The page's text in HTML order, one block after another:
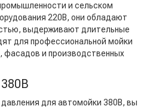
и сельском
220В, они обладают
выдерживают длительные
для профессиональной мойки
фасадов и производственных
для автомойки 380В, вы